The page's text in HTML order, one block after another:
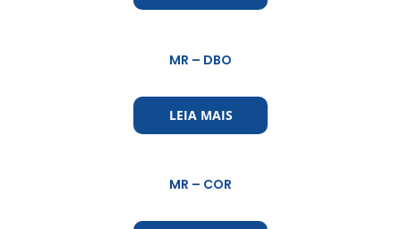
MR – DBO
LEIA MAIS
MR – COR